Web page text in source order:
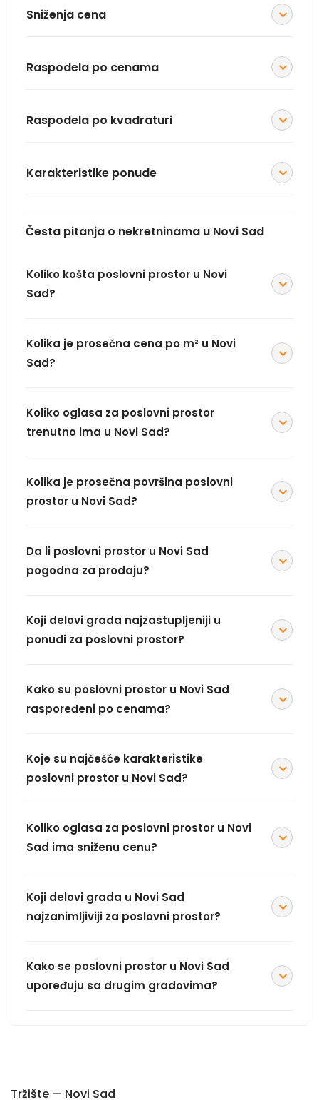
Sniženja cena
Raspodela po cenama
Raspodela po kvadraturi
Karakteristike ponude
Česta pitanja o nekretninama u Novi Sad
Koliko košta poslovni prostor u Novi
Sad?
Kolika je prosečna cena po m² u Novi
Sad?
Koliko oglasa za poslovni prostor
trenutno ima u Novi Sad?
Kolika je prosečna površina poslovni
prostor u Novi Sad?
Da li poslovni prostor u Novi Sad
pogodna za prodaju?
Koji delovi grada najzastupljeniji u
ponudi za poslovni prostor?
Kako su poslovni prostor u Novi Sad
raspoređeni po cenama?
Koje su najčešće karakteristike
poslovni prostor u Novi Sad?
Koliko oglasa za poslovni prostor u Novi
Sad ima sniženu cenu?
Koji delovi grada u Novi Sad
najzanimljiviji za poslovni prostor?
Kako se poslovni prostor u Novi Sad
upoređuju sa drugim gradovima?
Tržište — Novi Sad